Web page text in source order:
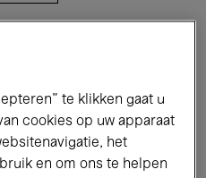
& Debatten
Global Music
te klikken gaat u
cookies op uw apparaat
het
en om ons te helpen